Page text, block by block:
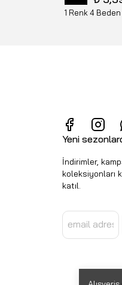
1 Renk 4 Beden
Yeni
İndirimler,
koleksiyonları
katıl.